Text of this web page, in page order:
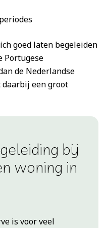
goed laten begeleiden
Portugese
de Nederlandse
een groot
bij
woning in
is voor veel